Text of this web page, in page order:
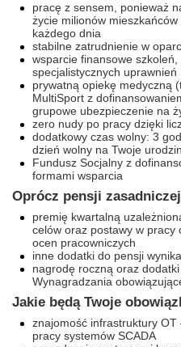
pracę z sensem,
ponieważ
życie milionów
każdego dnia
stabilne zatrudnienie w
wsparcie finansowe
specjalistycznych uprawnień
prywatną opiekę medyczną
MultiSport z
grupowe ubezpieczenie na
zero nudy po pracy dzięki
dodatkowy czas wolny: 3
dzień wolny na Twoje
Fundusz Socjalny z
formami wsparcia
Oprócz pensji
premię kwartalną
celów oraz postawy w pracy
ocen pracowniczych
inne dodatki do pensji
nagrodę roczną oraz
Wynagradzania
Jakie będą Twoje
znajomość infrastruktury OT
pracy systemów SCADA